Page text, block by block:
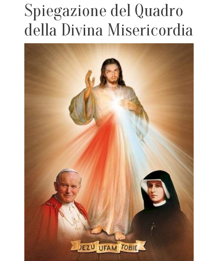
Spiegazione del Quadro
della Divina Misericordia